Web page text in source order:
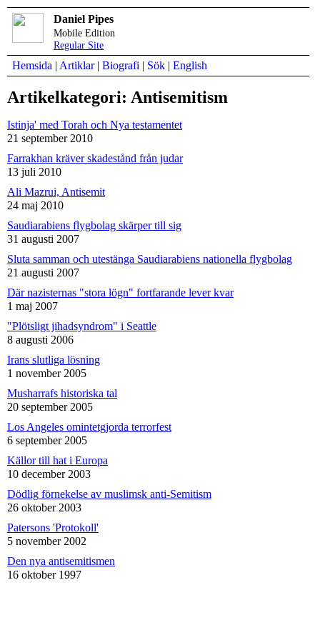
Daniel Pipes
Mobile Edition
Regular Site
Hemsida | Artiklar| Biografi | Sök | English
Artikelkategori: Antisemitism
Istinja' med Torah och Nya testamentet
21 september 2010
Farrakhan kräver skadestånd från judar
13 juli 2010
Ali Mazrui, Antisemit
24 maj 2010
Saudiarabiens flygbolag skärper till sig
31 augusti 2007
Sluta samman och utestänga Saudiarabiens nationella flygbolag
21 augusti 2007
Där nazisternas "stora lögn" fortfarande lever kvar
1 maj 2007
"Plötsligt jihadsyndrom" i Seattle
8 augusti 2006
Irans slutliga lösning
1 november 2005
Musharrafs historiska tal
20 september 2005
Los Angeles omintetgjorda terrorfest
6 september 2005
Källor till hat i Europa
10 december 2003
Dödlig förnekelse av muslimsk anti-Semitism
26 oktober 2003
Patersons 'Protokoll'
5 november 2002
Den nya antisemitismen
16 oktober 1997